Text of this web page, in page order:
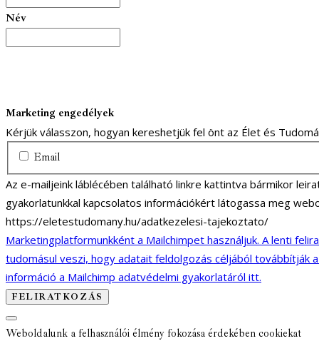
Név
Marketing engedélyek
Kérjük válasszon, hogyan kereshetjük fel önt az Élet és
Email
Az e-mailjeink láblécében található linkre kattintva bármikor
gyakorlatunkkal kapcsolatos információkért látogassa meg
https://eletestudomany.hu/adatkezelesi-tajekoztato/
Marketingplatformunkként a Mailchimpet használjuk. A lenti
tudomásul veszi, hogy adatait feldolgozás céljából továbbítják
információ a Mailchimp adatvédelmi gyakorlatáról itt.
Weboldalunk a felhasználói élmény fokozása érdekében cookiekat